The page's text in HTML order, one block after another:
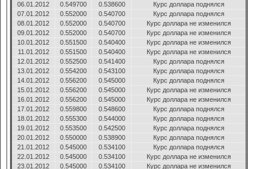
06.01.2012
0.549700 0.538600
Курс доллара поднялся
07.01.2012
0.552000 0.540700
Курс доллара поднялся
08.01.2012
0.552000 0.540700
Курс доллара не изменился
09.01.2012
0.552000 0.540700
Курс доллара не изменился
10.01.2012
0.551500 0.540400
Курс доллара не изменился
11.01.2012
0.551500 0.540400
Курс доллара не изменился
12.01.2012
0.552500 0.541400
Курс доллара поднялся
13.01.2012
0.554200 0.543100
Курс доллара поднялся
14.01.2012
0.556200 0.545000
Курс доллара поднялся
15.01.2012
0.556200 0.545000
Курс доллара не изменился
16.01.2012
0.556200 0.545000
Курс доллара не изменился
17.01.2012
0.559800 0.548600
Курс доллара поднялся
18.01.2012
0.555300 0.544000
Курс доллара поднялся
19.01.2012
0.553500 0.542500
Курс доллара поднялся
20.01.2012
0.550000 0.538900
Курс доллара поднялся
21.01.2012
0.545000 0.534100
Курс доллара поднялся
22.01.2012
0.545000 0.534100
Курс доллара не изменился
23.01.2012
0.545000 0.534100
Курс доллара не изменился